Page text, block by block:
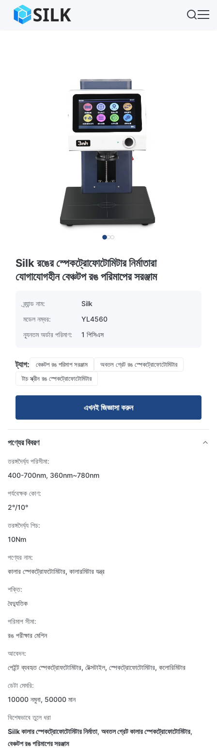
Silk রঙের স্পেকট্রোফোটোমিটার নির্মাতারা
যোগাযোগহীন বেঞ্চটপ রঙ পরিমাপের সরঞ্জাম
ব্র্যান্ড নাম:
Silk
মডেল নম্বর:
YL4560
ন্যূনতম অর্ডার পরিমাণ:
1 পিসিএস
ট্যাগ: বেঞ্চটপ রঙ পরিমাপ সরঞ্জাম
অবতল গ্রেট রঙ স্পেকট্রোফোটোমিটার
টাচ স্ক্রীন রঙ স্পেকট্রোফোটোমিটার
এখনই জিজ্ঞাসা করুন
পণ্যের বিবরণ
তরঙ্গদৈর্ঘ্য পরিসীমা:
400-700nm, 360nm~780nm
পর্যবেক্ষক কোণ:
2°/10°
তরঙ্গদৈর্ঘ্য পিচ:
10Nm
পণ্যের নাম:
কালার স্পেকট্রোফটোমিটার, কালারমিটার যন্ত্র
শক্তি:
বৈদ্যুতিক
পরিমাপ সীমা:
রঙ পরীক্ষার মেশিন
আবেদন:
পেইন্ট ব্যবহৃত স্পেকট্রোফটোমিটার, টেক্সটাইল, স্পেকট্রোফোটোমিটার, কলোরিমিটার
ডেটা মেমরি:
10000 নমুনা, 50000 মান
বিশেষভাবে তুলে ধরা
Silk কালার স্পেকট্রোফোটোমিটার নির্মাতা, অবতল গ্রেট কালার স্পেকট্রোফোটোমিটার,
বেঞ্চটপ রঙ পরিমাপের সরঞ্জাম